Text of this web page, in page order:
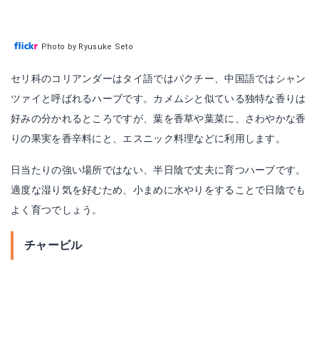
Photo by Ryusuke Seto
セリ科のコリアンダーはタイ語ではパクチー、中国語ではシャン
ツァイと呼ばれるハーブです。カメムシと似ている独特な香りは
好みの分かれるところですが、葉を香草や葉菜に、さわやかな香
りの果実を香辛料にと、エスニック料理などに利用します。
日当たりの強い場所ではない、半日陰で丈夫に育つハーブです。
適度な湿り気を好むため、小まめに水やりをすることで日陰でも
よく育つでしょう。
チャービル